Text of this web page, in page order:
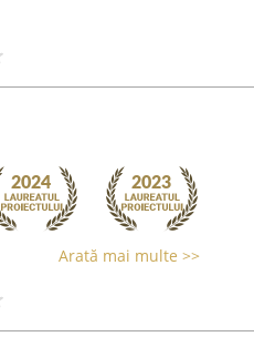
Arată mai multe >>